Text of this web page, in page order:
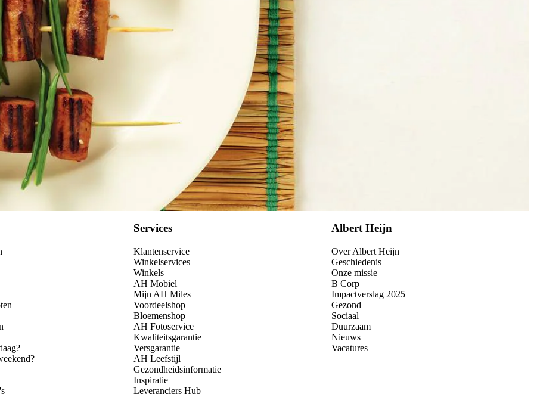
Services
Klantenservice
Winkelservices
Winkels
AH Mobiel
Mijn AH Miles
Voordeelshop
Bloemenshop
AH Fotoservice
Kwaliteitsgarantie
Versgarantie
AH Leefstijl
Gezondheidsinformatie
Inspiratie
Leveranciers Hub
Albert Heijn
Over Albert Heijn
Geschiedenis
Onze missie
B Corp
Impactverslag 2025
Gezond
Sociaal
Duurzaam
Nieuws
Vacatures